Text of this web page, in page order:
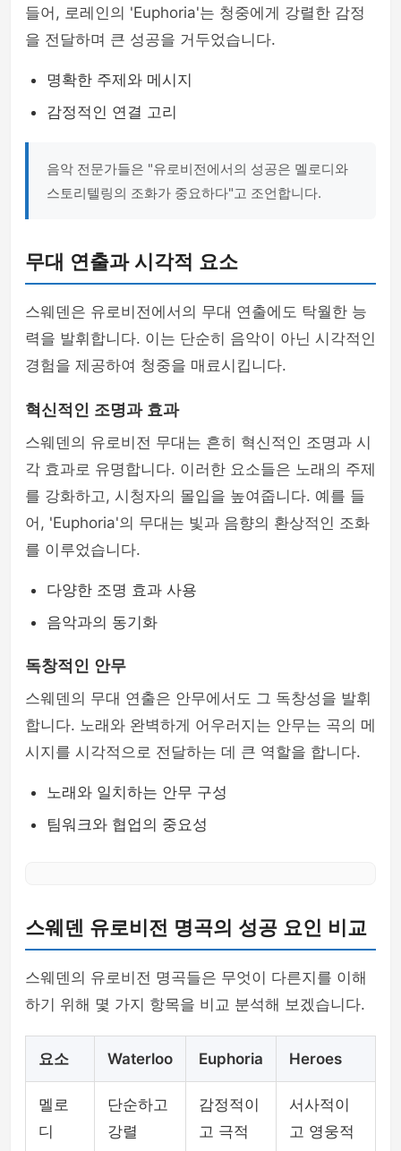
들어, 로레인의 'Euphoria'는 청중에게 강렬한 감정
을 전달하며 큰 성공을 거두었습니다.
명확한 주제와 메시지
감정적인 연결 고리
음악 전문가들은 "유로비전에서의 성공은 멜로디와
스토리텔링의 조화가 중요하다"고 조언합니다.
무대 연출과 시각적 요소
스웨덴은 유로비전에서의 무대 연출에도 탁월한 능
력을 발휘합니다. 이는 단순히 음악이 아닌 시각적인
경험을 제공하여 청중을 매료시킵니다.
혁신적인 조명과 효과
스웨덴의 유로비전 무대는 흔히 혁신적인 조명과 시
각 효과로 유명합니다. 이러한 요소들은 노래의 주제
를 강화하고, 시청자의 몰입을 높여줍니다. 예를 들
어, 'Euphoria'의 무대는 빛과 음향의 환상적인 조화
를 이루었습니다.
다양한 조명 효과 사용
음악과의 동기화
독창적인 안무
스웨덴의 무대 연출은 안무에서도 그 독창성을 발휘
합니다. 노래와 완벽하게 어우러지는 안무는 곡의 메
시지를 시각적으로 전달하는 데 큰 역할을 합니다.
노래와 일치하는 안무 구성
팀워크와 협업의 중요성
스웨덴 유로비전 명곡의 성공 요인 비교
스웨덴의 유로비전 명곡들은 무엇이 다른지를 이해
하기 위해 몇 가지 항목을 비교 분석해 보겠습니다.
요소 Waterloo Euphoria Heroes
멜로
디
단순하고
강렬
감정적이
고 극적
서사적이
고 영웅적